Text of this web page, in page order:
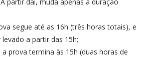
segue até as 16h (três horas totais), e
a partir das 15h;
prova termina às 15h (duas horas de